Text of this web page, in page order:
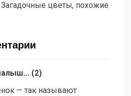
Загадочные цветы, похожие
(2)
— так называют